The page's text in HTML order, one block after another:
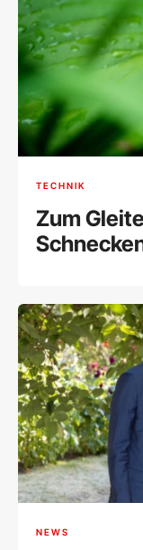
TECHNIK
Zum
NEWS